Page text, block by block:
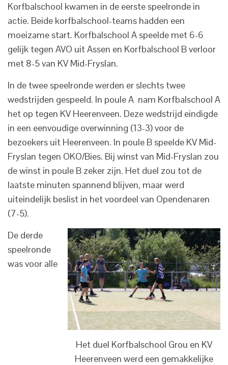
Korfbalschool kwamen in de eerste speelronde in
actie. Beide korfbalschool-teams hadden een
moeizame start. Korfbalschool A speelde met 6-6
gelijk tegen AVO uit Assen en Korfbalschool B verloor
met 8-5 van KV Mid-Fryslan.
In de twee speelronde werden er slechts twee
wedstrijden gespeeld. In poule A nam Korfbalschool A
het op tegen KV Heerenveen. Deze wedstrijd eindigde
in een eenvoudige overwinning (13-3) voor de
bezoekers uit Heerenveen. In poule B speelde KV Mid-
Fryslan tegen OKO/Bies. Bij winst van Mid-Fryslan zou
de winst in poule B zeker zijn. Het duel zou tot de
laatste minuten spannend blijven, maar werd
uiteindelijk beslist in het voordeel van Opendenaren
(7-5).
Het duel Korfbalschool Grou en KV
Heerenveen werd een gemakkelijke
De derde
speelronde
was voor alle